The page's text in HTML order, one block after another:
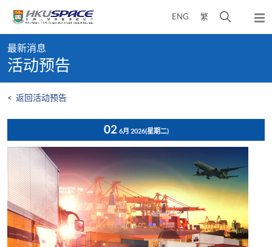
content
ENG 繁
开
弹
出
content
start
最新消息
活动预告
< 返回活动预告
02 6月 2026(星期二)